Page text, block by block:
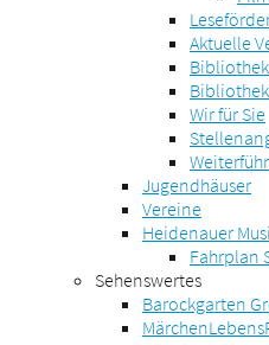
Aktuelle
Wir für Sie
Jugendhäuser
Vereine
Heidenauer
Fahrplan
Sehenswertes
Barockgarten